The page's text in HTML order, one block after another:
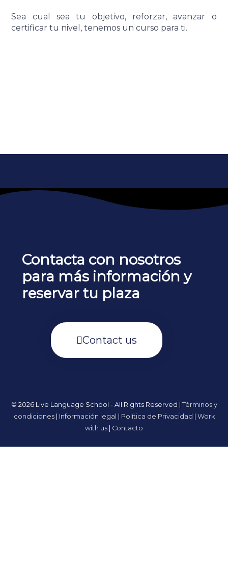
Sea cual sea tu objetivo, reforzar, avanzar o
certificar tu nivel, tenemos un curso para ti.
Contacta con nosotros
para más información y
reservar tu plaza
Contact us
© 2026 Live Language School - All Rights Reserved | Términos y
condiciones| Información legal Política de Privacidad
Work
with us
Contacto